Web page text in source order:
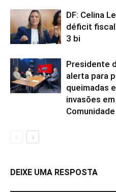
DF: Celina
déficit fiscal
3 bi
Presidente
alerta para
queimadas
invasões
Comunidade
DEIXE UMA RESPOSTA